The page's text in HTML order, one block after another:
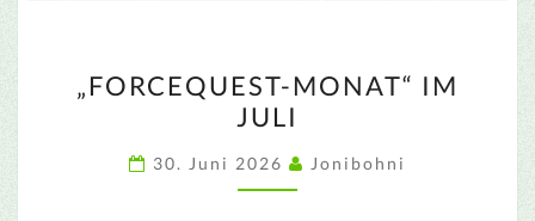
MONAT“
IM
JULI
„FORCEQUEST-MONAT“ IM
JULI
30. Juni 2026 Jonibohni